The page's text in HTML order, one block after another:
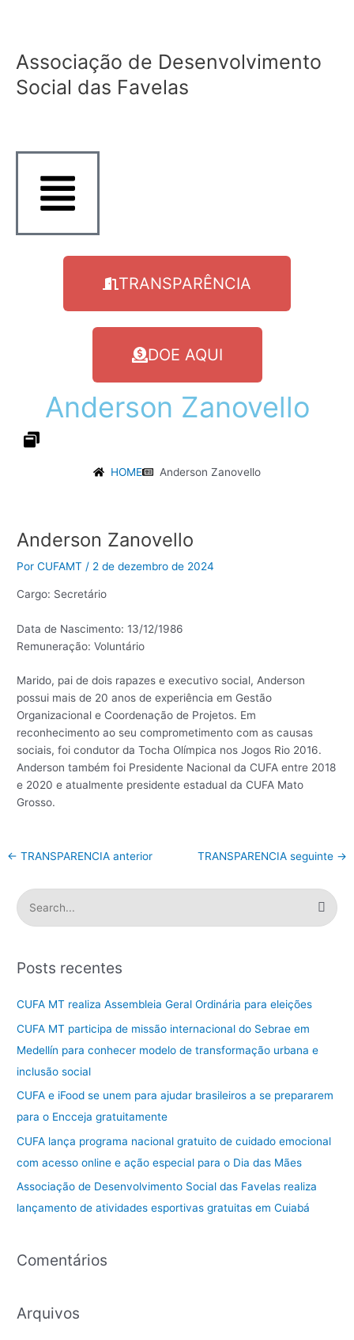
conteúdo
Associação de Desenvolvimento
Social das Favelas
TRANSPARÊNCIA
DOE AQUI
Anderson Zanovello
HOME Anderson Zanovello
Anderson Zanovello
PorCUFAMT / 2 de dezembro de 2024
Cargo: Secretário
Data de Nascimento: 13/12/1986
Remuneração: Voluntário
Marido, pai de dois rapazes e executivo social, Anderson
possui mais de 20 anos de experiência em Gestão
Organizacional e Coordenação de Projetos. Em
reconhecimento ao seu comprometimento com as causas
sociais, foi condutor da Tocha Olímpica nos Jogos Rio 2016.
Anderson também foi Presidente Nacional da CUFA entre 2018
e 2020 e atualmente presidente estadual da CUFA Mato
Grosso.
← TRANSPARENCIA anterior TRANSPARENCIA seguinte →
P
q
p
o
r
:
Posts recentes
CUFA MT realiza Assembleia Geral Ordinária para eleições
CUFA MT participa de missão internacional do Sebrae em
Medellín para conhecer modelo de transformação urbana e
inclusão social
CUFA e iFood se unem para ajudar brasileiros a se prepararem
para o Encceja gratuitamente
CUFA lança programa nacional gratuito de cuidado emocional
com acesso online e ação especial para o Dia das Mães
Associação de Desenvolvimento Social das Favelas realiza
lançamento de atividades esportivas gratuitas em Cuiabá
Comentários
Arquivos